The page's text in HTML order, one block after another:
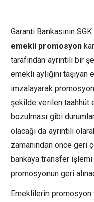
Garanti Bankasının
emekli promosyon
tarafından ayrıntılı bir
emekli aylığını
imzalayarak
şekilde verilen taahhüt
bozulması gibi
olacağı da ayrıntılı
zamanından önce geri
bankaya transfer
promosyonun geri
Emeklilerin promosyon